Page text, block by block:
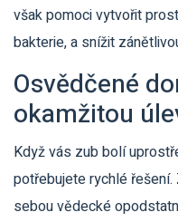
však pomoci vytvořit
bakterie, a snížit
Osvědčené
okamžitou
Když vás zub bolí
potřebujete rychlé
sebou vědecké